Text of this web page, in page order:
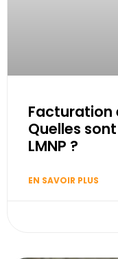
Facturation
Quelles
LMNP ?
EN SAVOIR PLUS